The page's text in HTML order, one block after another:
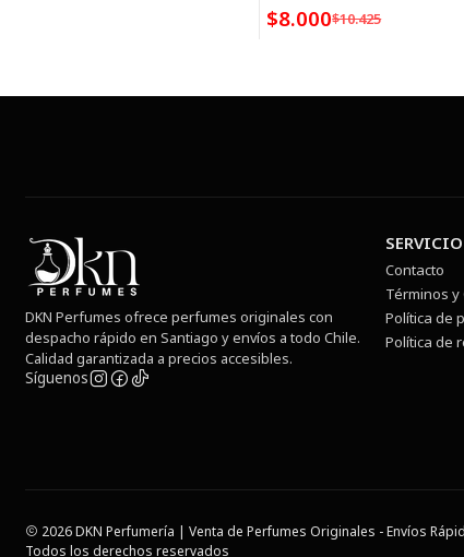
$8.000$10.425
DKN Perfumes ofrece perfumes originales con
despacho rápido en Santiago y envíos a todo Chile.
Calidad garantizada a precios accesibles.
Síguenos
Contacto
Términos y
Política de
Política de
2026 DKN Perfumería | Venta de Perfumes Originales - Envíos
Todos los derechos reservados